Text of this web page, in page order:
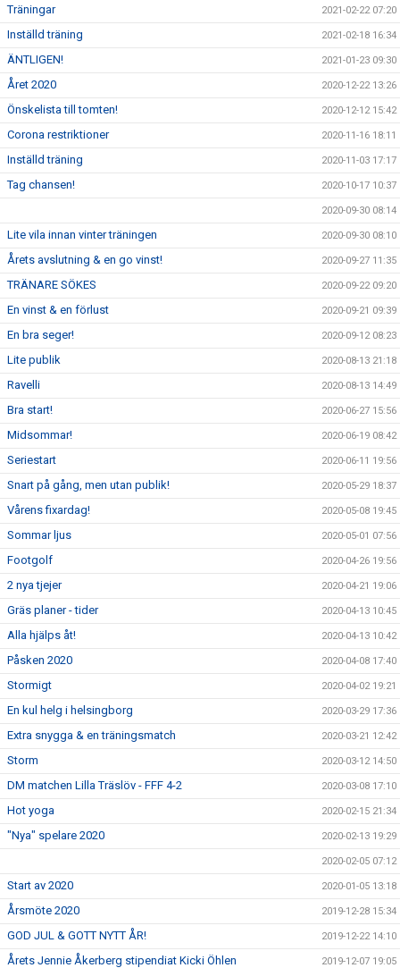
Träningar 2021-02-22 07:20
Inställd träning 2021-02-18 16:34
ÄNTLIGEN! 2021-01-23 09:30
Året 2020 2020-12-22 13:26
Önskelista till tomten! 2020-12-12 15:42
Corona restriktioner 2020-11-16 18:11
Inställd träning 2020-11-03 17:17
Tag chansen! 2020-10-17 10:37
2020-09-30 08:14
Lite vila innan vinter träningen 2020-09-30 08:10
Årets avslutning & en go vinst! 2020-09-27 11:35
TRÄNARE SÖKES 2020-09-22 09:20
En vinst & en förlust 2020-09-21 09:39
En bra seger! 2020-09-12 08:23
Lite publik 2020-08-13 21:18
Ravelli 2020-08-13 14:49
Bra start! 2020-06-27 15:56
Midsommar! 2020-06-19 08:42
Seriestart 2020-06-11 19:56
Snart på gång, men utan publik! 2020-05-29 18:37
Vårens fixardag! 2020-05-08 19:45
Sommar ljus 2020-05-01 07:56
Footgolf 2020-04-26 19:56
2 nya tjejer 2020-04-21 19:06
Gräs planer - tider 2020-04-13 10:45
Alla hjälps åt! 2020-04-13 10:42
Påsken 2020 2020-04-08 17:40
Stormigt 2020-04-02 19:21
En kul helg i helsingborg 2020-03-29 17:36
Extra snygga & en träningsmatch 2020-03-21 12:42
Storm 2020-03-12 14:50
DM matchen Lilla Träslöv - FFF 4-2 2020-03-08 17:10
Hot yoga 2020-02-15 21:34
"Nya" spelare 2020 2020-02-13 19:29
2020-02-05 07:12
Start av 2020 2020-01-05 13:18
Årsmöte 2020 2019-12-28 15:34
GOD JUL & GOTT NYTT ÅR! 2019-12-22 14:10
Årets Jennie Åkerberg stipendiat Kicki Öhlen 2019-12-07 19:05